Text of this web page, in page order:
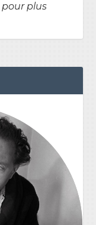
pour plus